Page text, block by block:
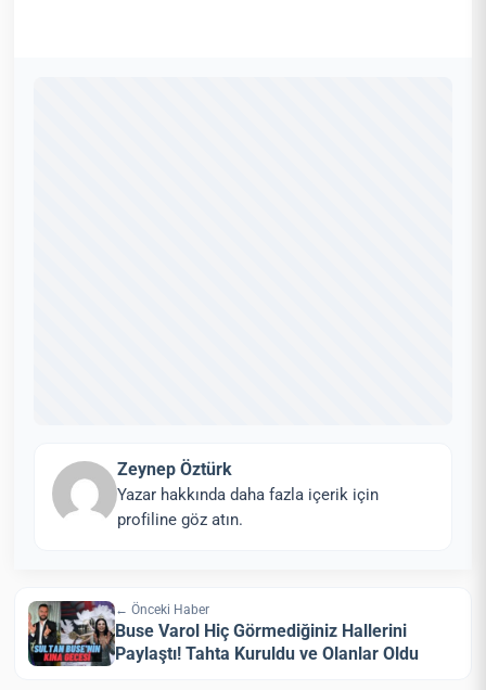
Zeynep Öztürk
Yazar hakkında daha fazla içerik için
profiline göz atın.
← Önceki Haber
Buse Varol Hiç Görmediğiniz Hallerini
Paylaştı! Tahta Kuruldu ve Olanlar Oldu